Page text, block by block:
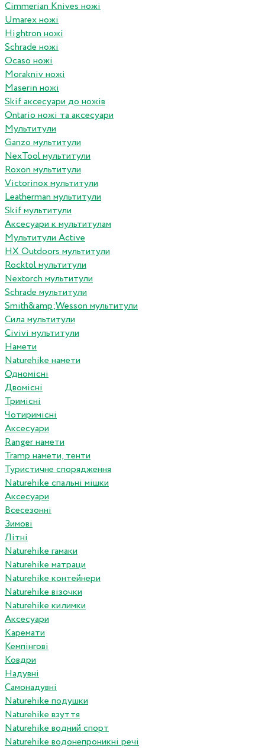
Cimmerian Knives ножі
Umarex ножі
Hightron ножі
Schrade ножі
Ocaso ножі
Morakniv ножі
Maserin ножі
Skif аксесуари до ножів
Ontario ножі та аксесуари
Мультитули
Ganzo мультитули
NexTool мультитули
Roxon мультитули
Victorinox мультитули
Leatherman мультитули
Skif мультитули
Аксесуари к мультитулам
Мультитули Active
HX Outdoors мультитули
Rocktol мультитули
Nextorch мультитули
Schrade мультитули
Smith&amp;Wesson мультитули
Сила мультитули
Civivi мультитули
Намети
Naturehike намети
Одномісні
Двомісні
Тримісні
Чотиримісні
Аксесуари
Ranger намети
Tramp намети, тенти
Туристичне спорядження
Naturehike спальні мішки
Аксесуари
Всесезонні
Зимові
Літні
Naturehike гамаки
Naturehike матраци
Naturehike контейнери
Naturehike візочки
Naturehike килимки
Аксесуари
Каремати
Кемпінгові
Ковдри
Надувні
Самонадувні
Naturehike подушки
Naturehike взуття
Naturehike водний спорт
Naturehike водонепроникні речі